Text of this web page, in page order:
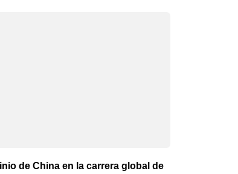
de China en la carrera global de